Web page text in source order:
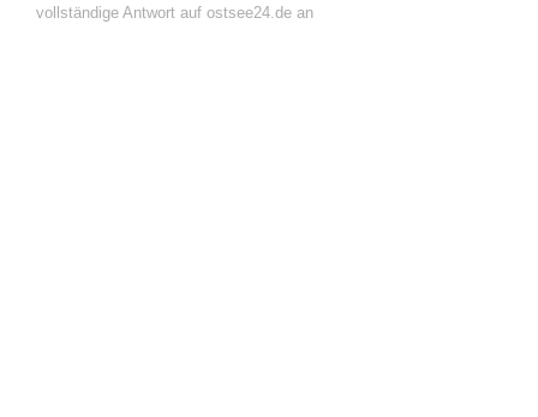
vollständige Antwort auf ostsee24.de an